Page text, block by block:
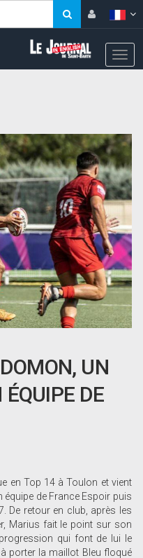
UN
DE
en Top 14 à Toulon et vient
équipe de France Espoir puis
De retour en club, après les
Marius fait le point sur son
qui font de lui le
porter la maillot Bleu floqué